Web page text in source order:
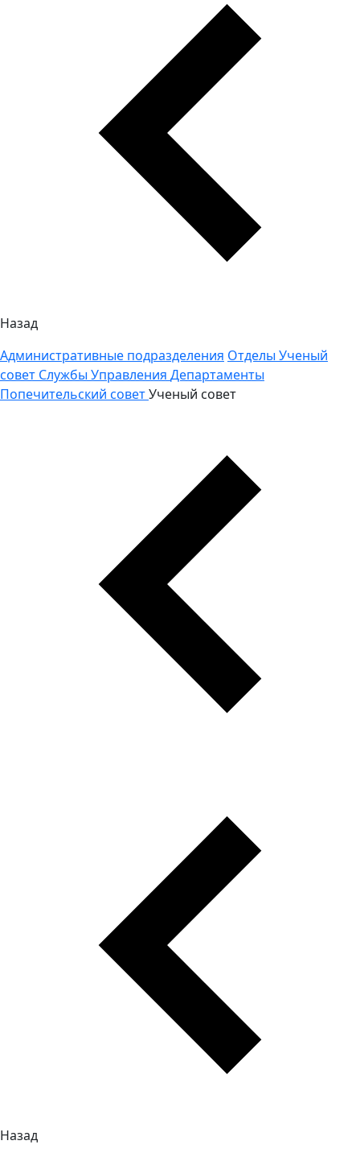
Назад
Административные подразделения Отделы Ученый
совет Службы Управления Департаменты
Попечительский советУченый совет
Назад